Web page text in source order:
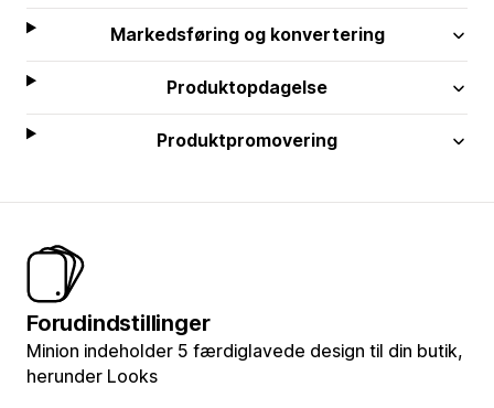
Markedsføring og konvertering
Produktopdagelse
Produktpromovering
Forudindstillinger
Minion indeholder 5 færdiglavede design til din butik,
herunder Looks